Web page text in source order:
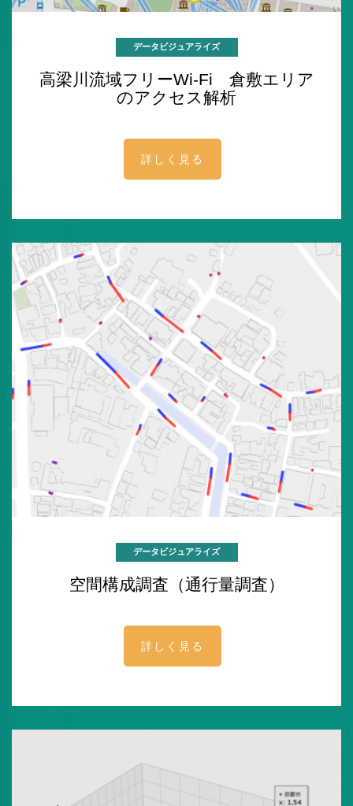
データビジュアライズ
高梁川流域フリーWi-Fi 倉敷エリア
のアクセス解析
詳しく見る
データビジュアライズ
空間構成調査（通行量調査）
詳しく見る